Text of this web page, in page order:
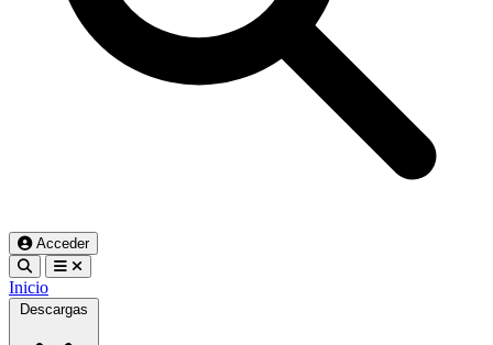
Acceder
Inicio
Descargas